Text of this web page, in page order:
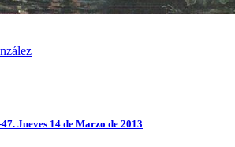
Jueves 14 de Marzo de 2013